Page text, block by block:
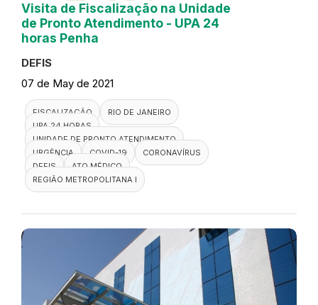
Visita de Fiscalização na Unidade
de Pronto Atendimento - UPA 24
horas Penha
DEFIS
07 de May de 2021
FISCALIZAÇÃO
RIO DE JANEIRO
UPA 24 HORAS
UNIDADE DE PRONTO ATENDIMENTO
URGÊNCIA
COVID-19
CORONAVÍRUS
DEFIS
ATO MÉDICO
REGIÃO METROPOLITANA I